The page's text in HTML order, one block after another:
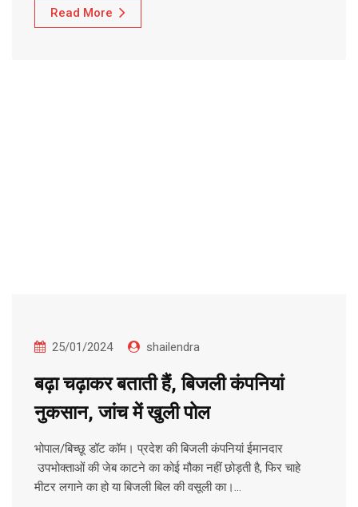
Read More
25/01/2024 shailendra
बढ़ा चढ़ाकर बताती हैं, बिजली कंपनियां
नुकसान, जांच में खुली पोल
भोपाल/बिच्छू डॉट कॉम। प्रदेश की बिजली कंपनियां ईमानदार
उपभोक्ताओं की जेब काटने का कोई मौका नहीं छोड़ती है, फिर चाहे
मीटर लगाने का हो या बिजली बिल की वसूली का।…